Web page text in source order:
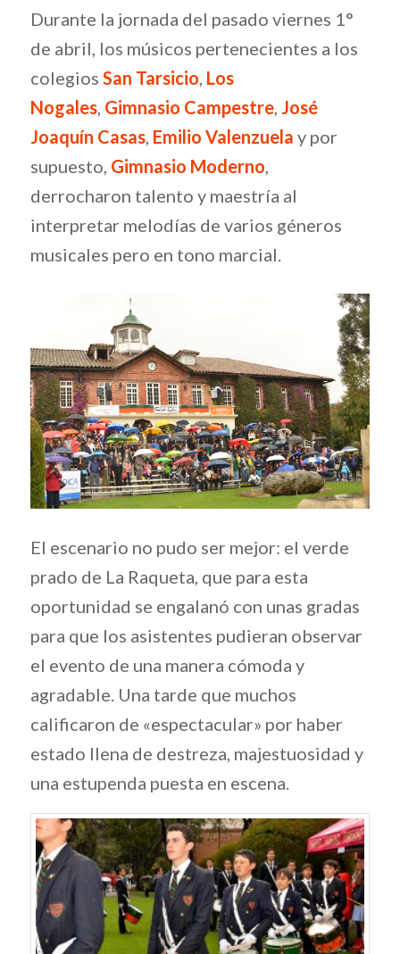
Durante la jornada del pasado viernes 1°
de abril, los músicos pertenecientes a los
colegios San Tarsicio, Los
Nogales, Gimnasio Campestre, José
Joaquín Casas, Emilio Valenzuela y por
supuesto, Gimnasio Moderno,
derrocharon talento y maestría al
interpretar melodías de varios géneros
musicales pero en tono marcial.
El escenario no pudo ser mejor: el verde
prado de La Raqueta, que para esta
oportunidad se engalanó con unas gradas
para que los asistentes pudieran observar
el evento de una manera cómoda y
agradable. Una tarde que muchos
calificaron de «espectacular» por haber
estado llena de destreza, majestuosidad y
una estupenda puesta en escena.